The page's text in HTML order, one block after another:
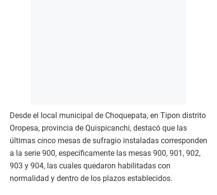
Desde el local municipal de Choquepata, en Tipon distrito
Oropesa, provincia de Quispicanchi, destacó que las
últimas cinco mesas de sufragio instaladas corresponden
a la serie 900, específicamente las mesas 900, 901, 902,
903 y 904, las cuales quedaron habilitadas con
normalidad y dentro de los plazos establecidos.